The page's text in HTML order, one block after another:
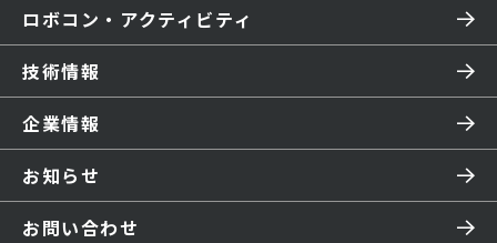
ロボコン・アクティビティ
技術情報
企業情報
お知らせ
お問い合わせ